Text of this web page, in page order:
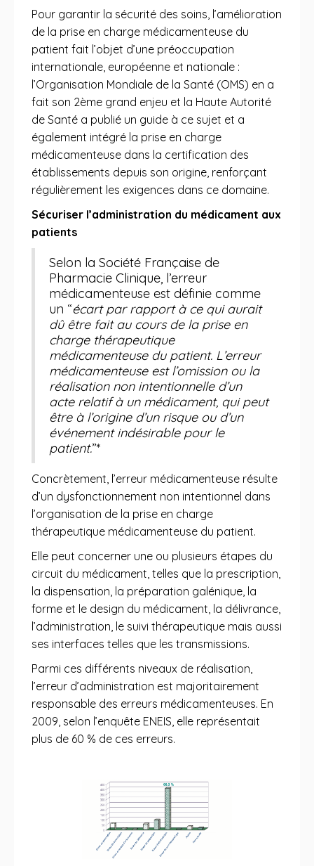
Pour garantir la sécurité des soins, l’amélioration
de la prise en charge médicamenteuse du
patient fait l’objet d’une préoccupation
internationale, européenne et nationale :
l’Organisation Mondiale de la Santé (OMS) en a
fait son 2ème grand enjeu et la Haute Autorité
de Santé a publié un guide à ce sujet et a
également intégré la prise en charge
médicamenteuse dans la certification des
établissements depuis son origine, renforçant
régulièrement les exigences dans ce domaine.
Sécuriser l’administration du médicament aux
patients
Selon la Société Française de
Pharmacie Clinique, l’erreur
médicamenteuse est définie comme
un “écart par rapport à ce qui aurait
dû être fait au cours de la prise en
charge thérapeutique
médicamenteuse du patient. L’erreur
médicamenteuse est l’omission ou la
réalisation non intentionnelle d’un
acte relatif à un médicament, qui peut
être à l’origine d’un risque ou d’un
événement indésirable pour le
patient.”*
Concrètement, l’erreur médicamenteuse résulte
d’un dysfonctionnement non intentionnel dans
l’organisation de la prise en charge
thérapeutique médicamenteuse du patient.
Elle peut concerner une ou plusieurs étapes du
circuit du médicament, telles que la prescription,
la dispensation, la préparation galénique, la
forme et le design du médicament, la délivrance,
l’administration, le suivi thérapeutique mais aussi
ses interfaces telles que les transmissions.
Parmi ces différents niveaux de réalisation,
l’erreur d’administration est majoritairement
responsable des erreurs médicamenteuses. En
2009, selon l’enquête ENEIS, elle représentait
plus de 60 % de ces erreurs.